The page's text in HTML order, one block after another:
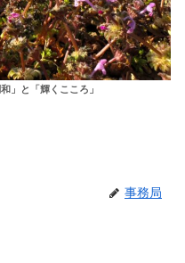
と「輝くこころ」
事務局